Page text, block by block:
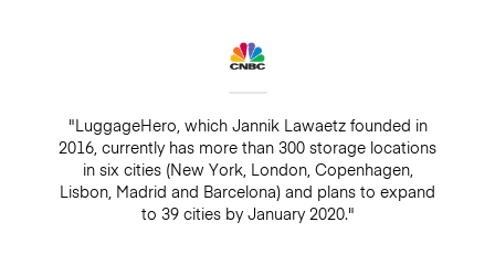
"LuggageHero, which Jannik Lawaetz founded in
2016, currently has more than 300 storage locations
in six cities (New York, London, Copenhagen,
Lisbon, Madrid and Barcelona) and plans to expand
to 39 cities by January 2020."